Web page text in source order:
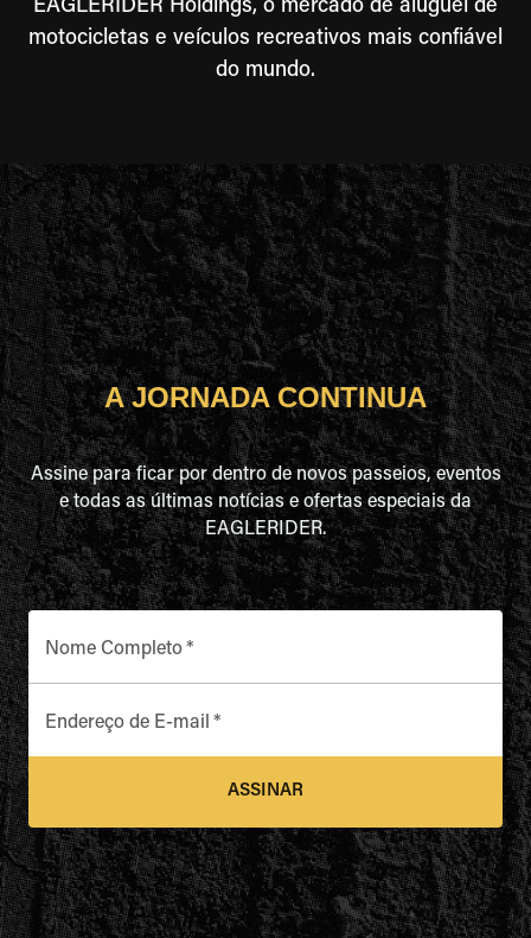
EAGLERIDER Holdings, o mercado de aluguel de
motocicletas e veículos recreativos mais confiável
do mundo.
A JORNADA CONTINUA
Assine para ficar por dentro de novos passeios, eventos
e todas as últimas notícias e ofertas especiais da
EAGLERIDER.
Nome Completo*
Endereço de E-mail *
ASSINAR